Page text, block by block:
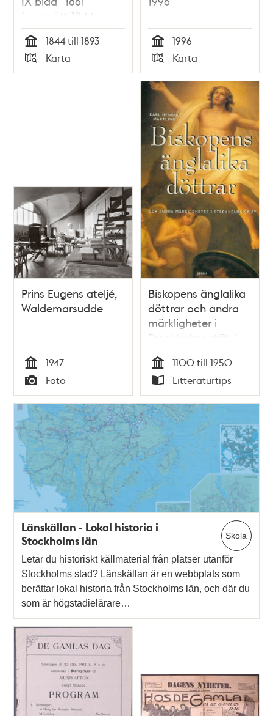
(uppmätt 1844-
1850, översedd 1891-
1893)
Tid
1844 till 1893
Typ
Karta Tid
1996
Typ
Karta
Prins Eugens ateljé,
Waldemarsudde
Tid
1947
Typ
Foto
Biskopens änglalika
döttrar och andra
märkligheter i
Stockholms stift /
Carl Henrik Martling
Tid
1100 till 1950
Typ
Litteraturtips
Skola
Länskällan - Lokal historia i
Stockholms län
Letar du historiskt källmaterial från platser utanför
Stockholms stad? Länskällan är en webbplats som
berättar lokal historia från Stockholms län, och där du
som är högstadielärare…